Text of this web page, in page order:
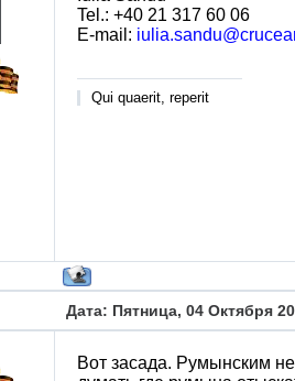
Tel.: +40 21 317 60 06
E-mail:
Qui quaerit, reperit
Дата: Пятница, 04 Октября
Вот засада. Румынским